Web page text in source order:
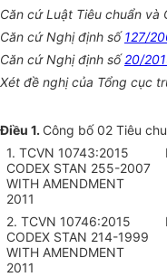
Căn cứ Luật Tiêu chuẩn
Căn cứ Nghị định số127/
Căn cứ Nghị định số20/
Xét đề nghị của Tổng cục
Điều 1. Công bố 02 Tiêu
1. TCVN 10743:2015
CODEX STAN 255-2007
WITH AMENDMENT
2011
2. TCVN 10746:2015
CODEX STAN 214-1999
WITH AMENDMENT
2011